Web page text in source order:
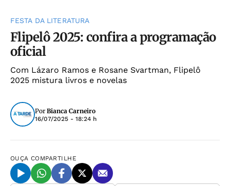
FESTA DA LITERATURA
Flipelô 2025: confira a programação
oficial
Com Lázaro Ramos e Rosane Svartman, Flipelô
2025 mistura livros e novelas
Por Bianca Carneiro
16/07/2025 - 18:24 h
OUÇA COMPARTILHE